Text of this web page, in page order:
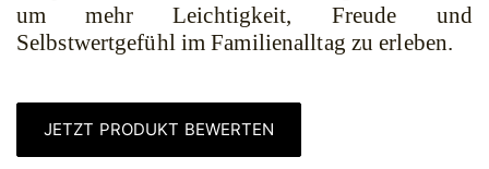
um mehr Leichtigkeit, Freude und
Selbstwertgefühl im Familienalltag zu erleben.
JETZT PRODUKT BEWERTEN